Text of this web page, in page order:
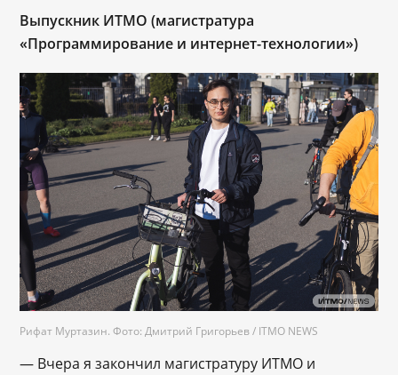
Выпускник ИТМО (магистратура
«Программирование и интернет-технологии»)
Рифат Муртазин. Фото: Дмитрий Григорьев / ITMO NEWS
— Вчера я закончил магистратуру ИТМО и